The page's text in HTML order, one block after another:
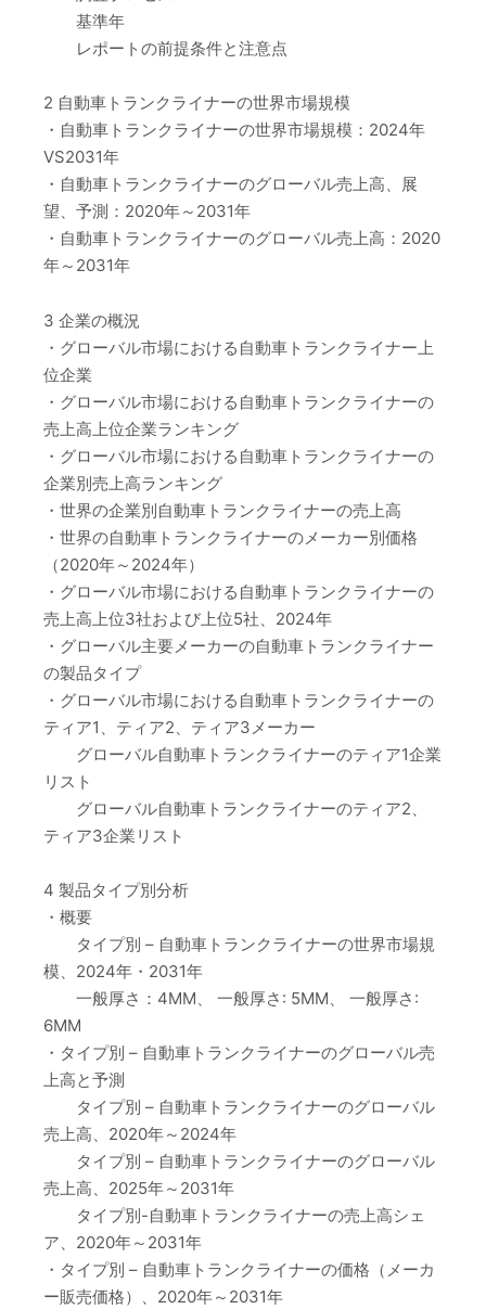
基準年
レポートの前提条件と注意点
2 自動車トランクライナーの世界市場規模
・自動車トランクライナーの世界市場規模：2024年
VS2031年
・自動車トランクライナーのグローバル売上高、展
望、予測：2020年～2031年
・自動車トランクライナーのグローバル売上高：2020
年～2031年
3 企業の概況
・グローバル市場における自動車トランクライナー上
位企業
・グローバル市場における自動車トランクライナーの
売上高上位企業ランキング
・グローバル市場における自動車トランクライナーの
企業別売上高ランキング
・世界の企業別自動車トランクライナーの売上高
・世界の自動車トランクライナーのメーカー別価格
（2020年～2024年）
・グローバル市場における自動車トランクライナーの
売上高上位3社および上位5社、2024年
・グローバル主要メーカーの自動車トランクライナー
の製品タイプ
・グローバル市場における自動車トランクライナーの
ティア1、ティア2、ティア3メーカー
グローバル自動車トランクライナーのティア1企業
リスト
グローバル自動車トランクライナーのティア2、
ティア3企業リスト
4 製品タイプ別分析
・概要
タイプ別 – 自動車トランクライナーの世界市場規
模、2024年・2031年
一般厚さ：4MM、 一般厚さ: 5MM、 一般厚さ:
6MM
・タイプ別 – 自動車トランクライナーのグローバル売
上高と予測
タイプ別 – 自動車トランクライナーのグローバル
売上高、2020年～2024年
タイプ別 – 自動車トランクライナーのグローバル
売上高、2025年～2031年
タイプ別-自動車トランクライナーの売上高シェ
ア、2020年～2031年
・タイプ別 – 自動車トランクライナーの価格（メーカ
ー販売価格）、2020年～2031年